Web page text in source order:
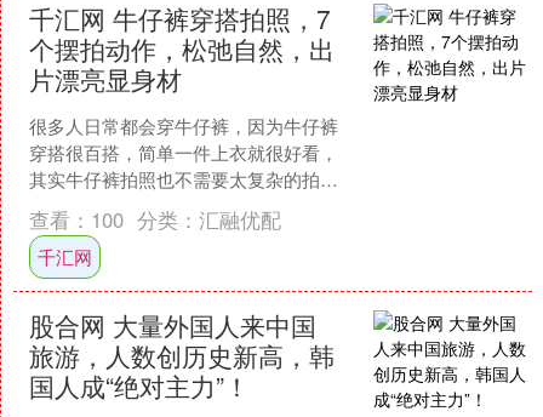
千汇网 牛仔裤穿搭拍照，7
个摆拍动作，松弛自然，出
片漂亮显身材
很多人日常都会穿牛仔裤，因为牛仔裤
穿搭很百搭，简单一件上衣就很好看，
其实牛仔裤拍照也不需要太复杂的拍照
动作，只要选几个顺手的姿势，让身体
自然一点，人就会显得很松....
查看： 100 分类： 汇融优配
千汇网
股合网 大量外国人来中国
旅游，人数创历史新高，韩
国人成“绝对主力”！